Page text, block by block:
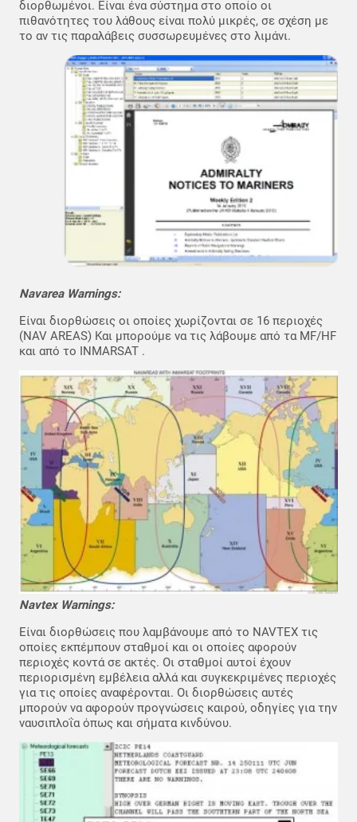
διορθωμένοι. Είναι ένα σύστημα στο οποίο οι
πιθανότητες του λάθους είναι πολύ μικρές, σε σχέση με
το αν τις παραλάβεις συσσωρευμένες στο λιμάνι.
Navarea Warnings:
Είναι διορθώσεις οι οποίες χωρίζονται σε 16 περιοχές
(NAV AREAS) Και μπορούμε να τις λάβουμε από τα MF/HF
και από το INMARSAT .
Navtex Warnings:
Είναι διορθώσεις που λαμβάνουμε από το NAVTEX τις
οποίες εκπέμπουν σταθμοί και οι οποίες αφορούν
περιοχές κοντά σε ακτές. Οι σταθμοί αυτοί έχουν
περιορισμένη εμβέλεια αλλά και συγκεκριμένες περιοχές
για τις οποίες αναφέρονται. Οι διορθώσεις αυτές
μπορούν να αφορούν προγνώσεις καιρού, οδηγίες για την
ναυσιπλοΐα όπως και σήματα κινδύνου.